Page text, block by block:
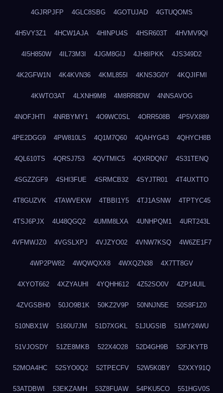
4GJRPJFP 4GLC8SBG 4GOTUJAD 4GTUQOMS
4H5VY3Z1 4HCW1AJA 4HINPU4S 4HSR603T 4HVMV9QI
4I5H850W 4IL73M3I 4JGM8GIJ 4JH8IPKK 4JS349D2
4K2GFW1N 4K4KVN36 4KML855I 4KNS3G0Y 4KQJIFMI
4KWTO3AT 4LXNH9M8 4M8RR8DW 4NNSAVOG
4NOFJHTI 4NRBYMY1 4O9WC0SL 4ORR508B 4P5VX889
4PE2DGG9 4PW810LS 4Q1M7Q60 4QAHYG43 4QHYCH8B
4QL610TS 4QRSJ753 4QVTMIC5 4QXRDQN7 4S31TENQ
4SGZZGF9 4SHI3FUE 4SRMCB32 4SYJTR01 4T4UXTTO
4T8GUZVK 4TAWVEKW 4TBBI1Y5 4TJ1ASNW 4TPTYC45
4TSJ6PJX 4U48QGQ2 4UMM8LXA 4UNHPQM1 4URT243L
4VFMWJZ0 4VGSLXPJ 4VJZYO02 4VNW7KSQ 4W6ZE1F7
4WP2PW82 4WQWQXX8 4WXQZN38 4X7TT8GV
4XYOT662 4XZYAUHI 4YQHH612 4Z52SO0V 4ZP14UIL
4ZVGSBH0 50JO9B1K 50KZ2V9P 50NNJN5E 50S8F1Z0
510NBX1W 5160U7JM 51D7XGKL 51JUGSIB 51MY24WU
51VJOSDY 51ZE8MKB 522X4O28 52D4GH9B 52FJKYTB
52MOA4HC 52SYO0Q2 52TPECFV 52W5K0BY 52XXY91Q
53ATDBWI 53EKZAMH 53Z8FUAW 54PKU5CO 551HGV0S